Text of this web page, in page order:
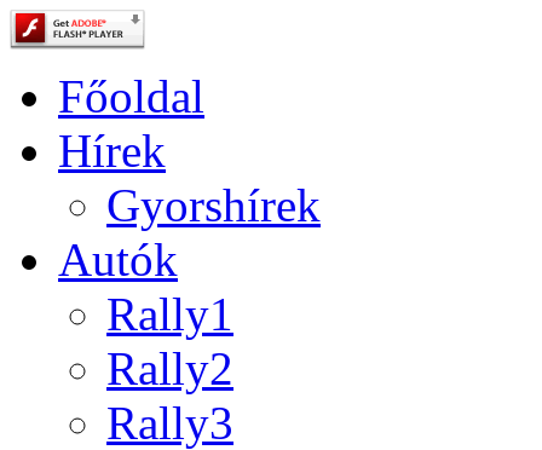
Főoldal
Hírek
Gyorshírek
Autók
Rally1
Rally2
Rally3